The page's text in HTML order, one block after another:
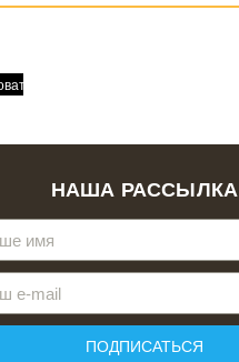
НАША РАССЫЛКА
ПОДПИСАТЬСЯ